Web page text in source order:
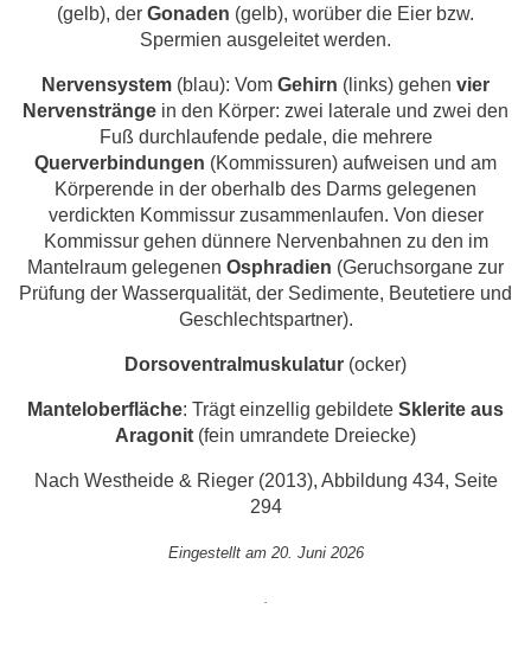
(gelb), der Gonaden (gelb), worüber die Eier bzw.
Spermien ausgeleitet werden.
Nervensystem (blau): Vom Gehirn (links) gehen vier
Nervenstränge in den Körper: zwei laterale und zwei den
Fuß durchlaufende pedale, die mehrere
Querverbindungen (Kommissuren) aufweisen und am
Körperende in der oberhalb des Darms gelegenen
verdickten Kommissur zusammenlaufen. Von dieser
Kommissur gehen dünnere Nervenbahnen zu den im
Mantelraum gelegenen Osphradien (Geruchsorgane zur
Prüfung der Wasserqualität, der Sedimente, Beutetiere und
Geschlechtspartner).
Dorsoventralmuskulatur (ocker)
Manteloberfläche: Trägt einzellig gebildete Sklerite aus
Aragonit (fein umrandete Dreiecke)
Nach Westheide & Rieger (2013), Abbildung 434, Seite
294
Eingestellt am 20. Juni 2026